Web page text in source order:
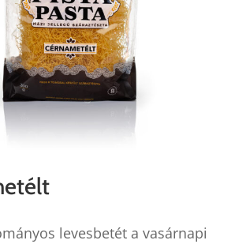
levesbetét a vasárnapi